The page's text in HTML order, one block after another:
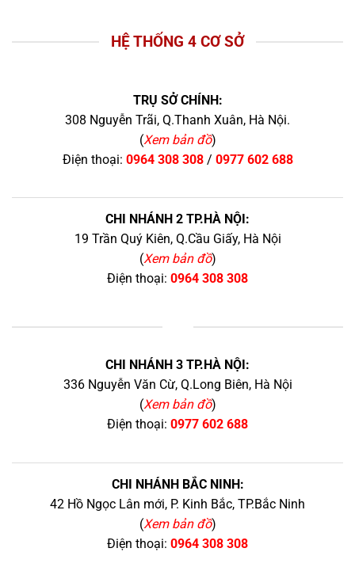
HỆ THỐNG 4 CƠ SỞ
TRỤ SỞ CHÍNH:
308 Nguyễn Trãi, Q.Thanh Xuân, Hà Nội.
(Xem bản đồ)
Điện thoại: 0964 308 308/ 0977 602 688
CHI NHÁNH 2 TP.HÀ NỘI:
19 Trần Quý Kiên, Q.Cầu Giấy, Hà Nội
(Xem bản đồ)
Điện thoại: 0964 308 308
CHI NHÁNH 3 TP.HÀ NỘI:
336 Nguyễn Văn Cừ, Q.Long Biên, Hà Nội
(Xem bản đồ)
Điện thoại: 0977 602 688
CHI NHÁNH BẮC NINH:
42 Hồ Ngọc Lân mới, P. Kinh Bắc, TP.Bắc Ninh
(Xem bản đồ)
Điện thoại: 0964 308 308